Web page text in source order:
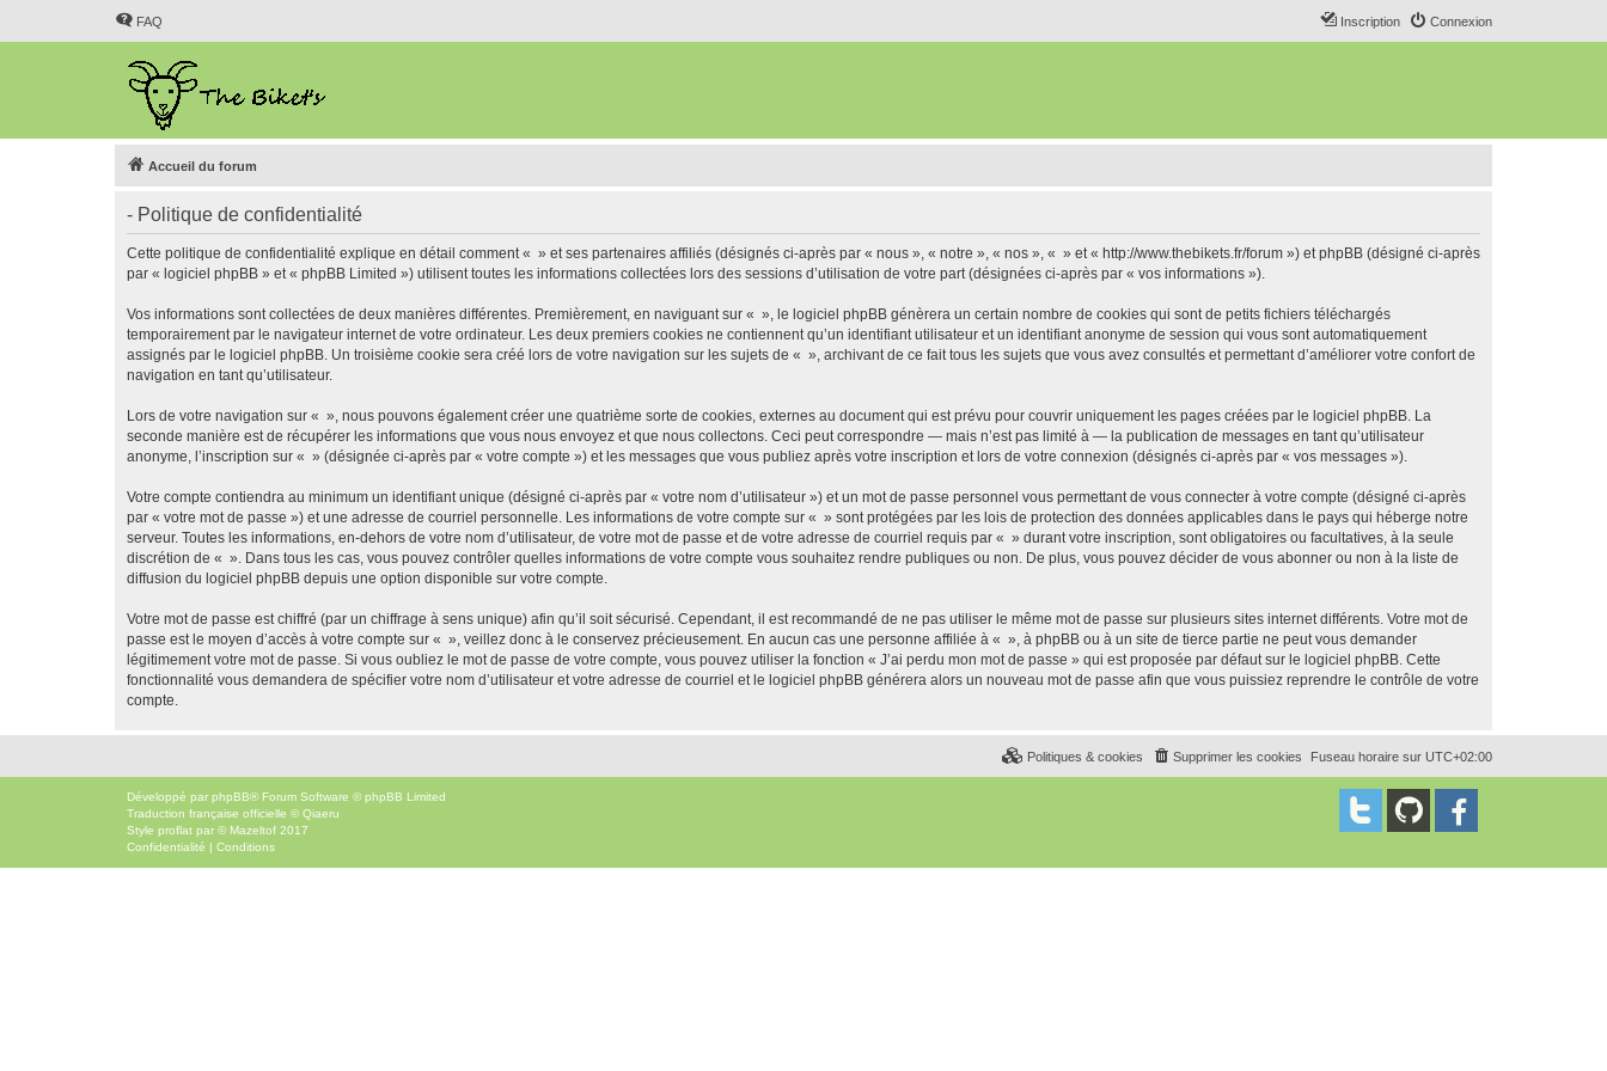
FAQ Connexion
Inscription
Accueil du forum
- Politique de confidentialité
Cette politique de confidentialité explique en détail comment « » et ses partenaires affiliés (désignés ci-après par « nous », « notre », « nos », « » et « http://www.thebikets.fr/forum ») et phpBB (désigné ci-après
par « logiciel phpBB » et « phpBB Limited ») utilisent toutes les informations collectées lors des sessions d’utilisation de votre part (désignées ci-après par « vos informations »).
Vos informations sont collectées de deux manières différentes. Premièrement, en naviguant sur « », le logiciel phpBB génèrera un certain nombre de cookies qui sont de petits fichiers téléchargés
temporairement par le navigateur internet de votre ordinateur. Les deux premiers cookies ne contiennent qu’un identifiant utilisateur et un identifiant anonyme de session qui vous sont automatiquement
assignés par le logiciel phpBB. Un troisième cookie sera créé lors de votre navigation sur les sujets de « », archivant de ce fait tous les sujets que vous avez consultés et permettant d’améliorer votre confort de
navigation en tant qu’utilisateur.
Lors de votre navigation sur « », nous pouvons également créer une quatrième sorte de cookies, externes au document qui est prévu pour couvrir uniquement les pages créées par le logiciel phpBB. La
seconde manière est de récupérer les informations que vous nous envoyez et que nous collectons. Ceci peut correspondre — mais n’est pas limité à — la publication de messages en tant qu’utilisateur
anonyme, l’inscription sur « » (désignée ci-après par « votre compte ») et les messages que vous publiez après votre inscription et lors de votre connexion (désignés ci-après par « vos messages »).
Votre compte contiendra au minimum un identifiant unique (désigné ci-après par « votre nom d’utilisateur ») et un mot de passe personnel vous permettant de vous connecter à votre compte (désigné ci-après
par « votre mot de passe ») et une adresse de courriel personnelle. Les informations de votre compte sur « » sont protégées par les lois de protection des données applicables dans le pays qui héberge notre
serveur. Toutes les informations, en-dehors de votre nom d’utilisateur, de votre mot de passe et de votre adresse de courriel requis par « » durant votre inscription, sont obligatoires ou facultatives, à la seule
discrétion de « ». Dans tous les cas, vous pouvez contrôler quelles informations de votre compte vous souhaitez rendre publiques ou non. De plus, vous pouvez décider de vous abonner ou non à la liste de
diffusion du logiciel phpBB depuis une option disponible sur votre compte.
Votre mot de passe est chiffré (par un chiffrage à sens unique) afin qu’il soit sécurisé. Cependant, il est recommandé de ne pas utiliser le même mot de passe sur plusieurs sites internet différents. Votre mot de
passe est le moyen d’accès à votre compte sur « », veillez donc à le conservez précieusement. En aucun cas une personne affiliée à « », à phpBB ou à un site de tierce partie ne peut vous demander
légitimement votre mot de passe. Si vous oubliez le mot de passe de votre compte, vous pouvez utiliser la fonction « J’ai perdu mon mot de passe » qui est proposée par défaut sur le logiciel phpBB. Cette
fonctionnalité vous demandera de spécifier votre nom d’utilisateur et votre adresse de courriel et le logiciel phpBB générera alors un nouveau mot de passe afin que vous puissiez reprendre le contrôle de votre
compte.
Fuseau horaire sur UTC+02:00
Supprimer les cookies
Politiques & cookies
Développé par phpBB® Forum Software © phpBB Limited
Traduction française officielle ©Qiaeru
Style proflat par © Mazeltof 2017
Confidentialité | Conditions